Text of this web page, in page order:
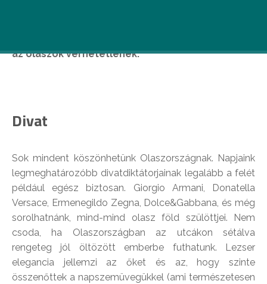
az olaszok verhetetlenek.
Divat
Sok mindent köszönhetünk Olaszországnak. Napjaink
legmeghatározóbb divatdiktátorjainak legalább a felét
például egész biztosan. Giorgio Armani, Donatella
Versace, Ermenegildo Zegna, Dolce&Gabbana, és még
sorolhatnánk, mind-mind olasz föld szülöttjei. Nem
csoda, ha Olaszországban az utcákon sétálva
rengeteg jól öltözött emberbe futhatunk. Lezser
elegancia jellemzi az őket és az, hogy szinte
összenőttek a napszemüvegükkel (ami természetesen